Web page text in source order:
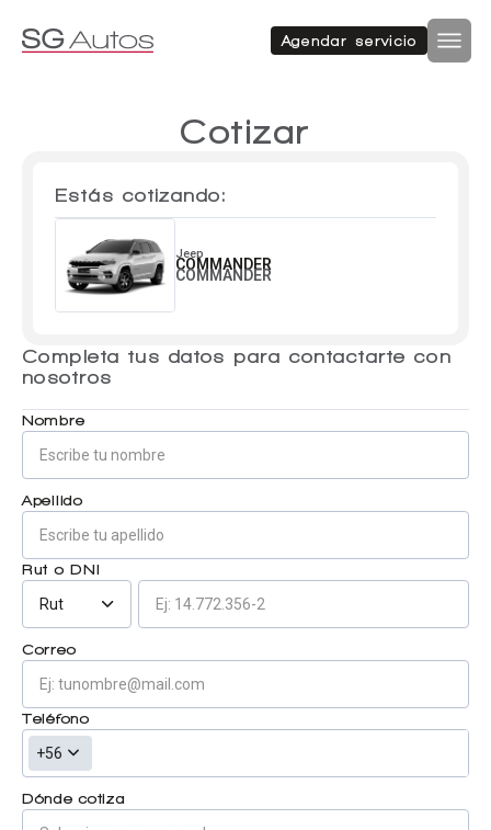
Agendar servicio
Autos usados
Repuestos
Sucursales
Compramos tu auto
Acerca de SG Autos
Financiamiento
Flotas
Centro de ayuda
Autos nuevos
Ver todo autos nuevos
Autos usados
Hatchback
Furgón
Doble cabina
Cotizar
Completa tus datos para contactarte con
nosotros
Nombre
Apellido
Rut o DNI
Rut
Correo
Teléfono
+56
Dónde cotiza
Estás cotizando:
Jeep
COMMANDER
COMMANDER